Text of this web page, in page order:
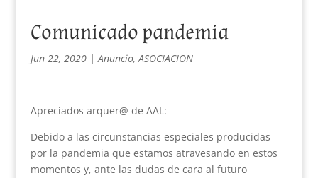
Comunicado pandemia
Jun 22, 2020|Anuncio,ASOCIACION
Apreciados arquer@ de AAL:
Debido a las circunstancias especiales producidas
por la pandemia que estamos atravesando en estos
momentos y, ante las dudas de cara al futuro